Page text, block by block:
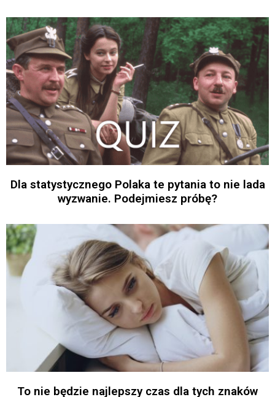
Dla statystycznego Polaka te pytania to nie lada
wyzwanie. Podejmiesz próbę?
To nie będzie najlepszy czas dla tych znaków